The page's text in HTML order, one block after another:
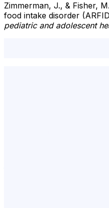
Zimmerman, J., & Fisher,
food intake disorder
pediatric and adolescent